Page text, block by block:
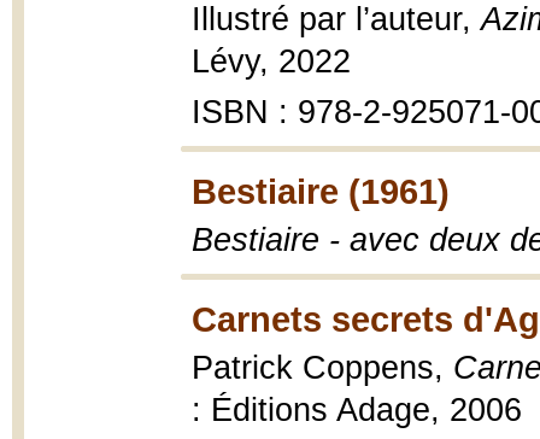
Illustré par l’auteur,
Lévy, 2022
ISBN : 978-2-925071-
Bestiaire (1961)
Bestiaire - avec deux
Carnets secrets
Patrick Coppens,
: Éditions Adage, 2006